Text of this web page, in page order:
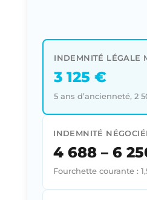
INDEMNITÉ LÉGALE
3 125 €
5 ans d’ancienneté, 2
INDEMNITÉ
4 688 – 6
Fourchette courante :